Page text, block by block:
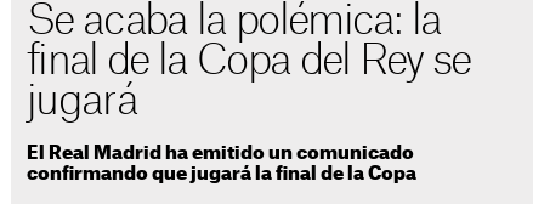
Se acaba la polémica: la
final de la Copa del Rey se
jugará
El Real Madrid ha emitido un comunicado
confirmando que jugará la final de la Copa